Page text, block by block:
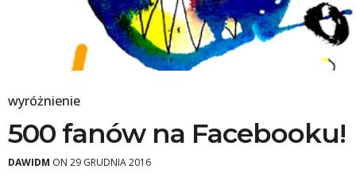
wyróżnienie
500 fanów na Facebooku!
DAWIDM ON 29 GRUDNIA 2016